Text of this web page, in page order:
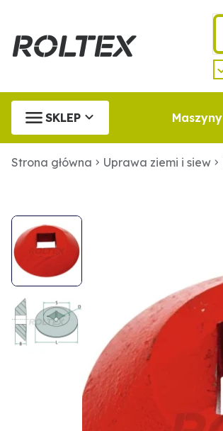
SKLEP Maszyny
Strona główna Uprawa ziemi i siew